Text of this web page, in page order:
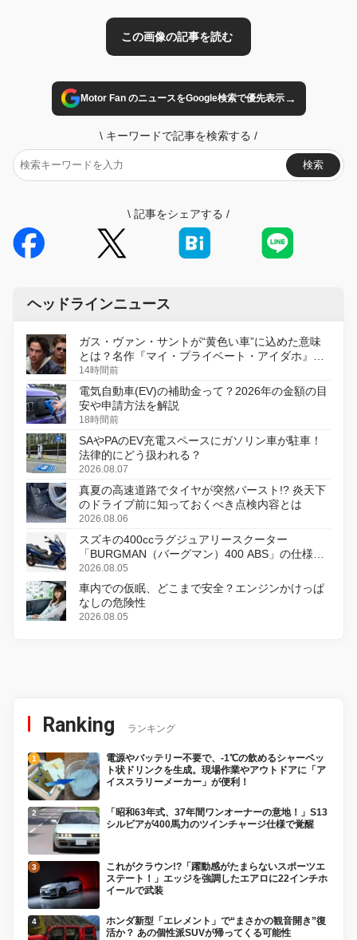
Motor Fan のニュースをGoogle検索で優先表示→
\ キーワードで記事を検索する /
検索
\ 記事をシェアする /
ヘッドラインニュース
ガス・ヴァン・サントが“黄色い車”に込めた意味
とは？名作『マイ・プライベート・アイダホ』が
初のデジタルリマスター版で復活
14時間前
電気自動車(EV)の補助金って？2026年の金額の目
安や申請方法を解説
18時間前
SAやPAのEV充電スペースにガソリン車が駐車！
法律的にどう扱われる？
2026.08.07
真夏の高速道路でタイヤが突然バースト!? 炎天下
のドライブ前に知っておくべき点検内容とは
2026.08.06
スズキの400ccラグジュアリースクーター
「BURGMAN（バーグマン）400 ABS」の仕様を
変更し、8月18日に発売
2026.08.05
車内での仮眠、どこまで安全？エンジンかけっぱ
なしの危険性
2026.08.05
Ranking ランキング
電源やバッテリー不要で、-1℃の飲めるシャーベッ
ト状ドリンクを生成。現場作業やアウトドアに「ア
イススラリーメーカー」が便利！
「昭和63年式、37年間ワンオーナーの意地！」S13
シルビアが400馬力のツインチャージ仕様で覚醒
これがクラウン!?「躍動感がたまらないスポーツエ
ステート！」エッジを強調したエアロに22インチホ
イールで武装
ホンダ新型「エレメント」で“まさかの観音開き”復
活か？ あの個性派SUVが帰ってくる可能性